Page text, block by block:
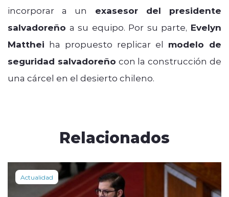
incorporar a un
exasesor del presidente
salvadoreño a su equipo. Por su parte, Evelyn
Matthei ha propuesto replicar el modelo de
seguridad salvadoreño con la construcción de
una cárcel en el desierto chileno.
Relacionados
Actualidad